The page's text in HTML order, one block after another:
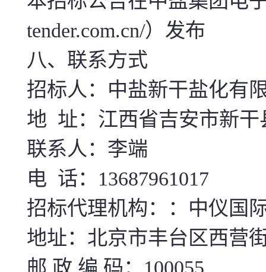
tender.com.cn/）发布
八、联系方式
招标人：中盐新干盐化有
地 址：江西省吉安市新干
联系人：李端
电 话：13687961017
招标代理机构：：中仪国
地址：北京市丰台区西营
邮 政 编 码：100055